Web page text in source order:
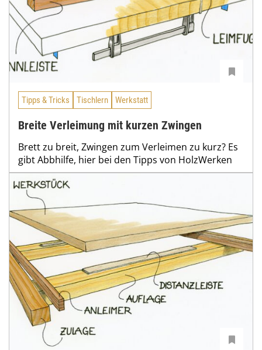
Tipps & Tricks Tischlern Werkstatt
Breite Verleimung mit kurzen Zwingen
Brett zu breit, Zwingen zum Verleimen zu kurz? Es
gibt Abbhilfe, hier bei den Tipps von HolzWerken